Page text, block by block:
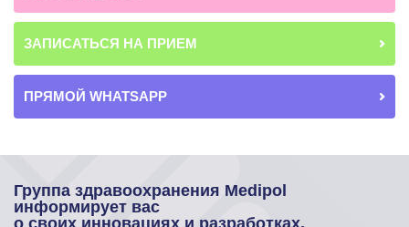
ЗАПИСАТЬСЯ НА ПРИЕМ
ПРЯМОЙ WHATSAPP
Группа здравоохранения Medipol
информирует вас